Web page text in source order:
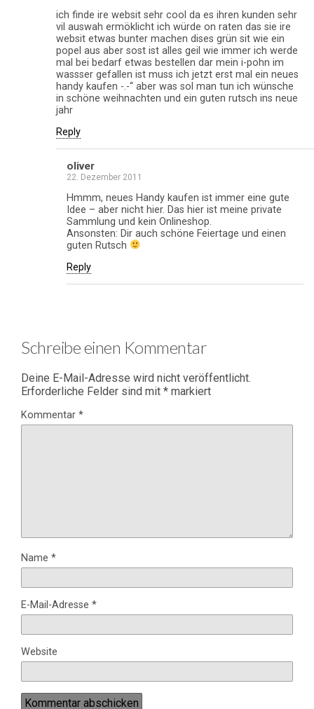
ich finde ire websit sehr cool da es ihren kunden sehr
vil auswah ermöklicht ich würde on raten das sie ire
websit etwas bunter machen dises grün sit wie ein
popel aus aber sost ist alles geil wie immer ich werde
mal bei bedarf etwas bestellen dar mein i-pohn im
wassser gefallen ist muss ich jetzt erst mal ein neues
handy kaufen -.-“ aber was sol man tun ich wünsche
in schöne weihnachten und ein guten rutsch ins neue
jahr
Reply
oliver
22. Dezember 2011
Hmmm, neues Handy kaufen ist immer eine gute
Idee – aber nicht hier. Das hier ist meine private
Sammlung und kein Onlineshop.
Ansonsten: Dir auch schöne Feiertage und einen
guten Rutsch
Reply
Schreibe einen Kommentar
Deine E-Mail-Adresse wird nicht veröffentlicht.
Erforderliche Felder sind mit * markiert
Kommentar *
Name *
E-Mail-Adresse *
Website